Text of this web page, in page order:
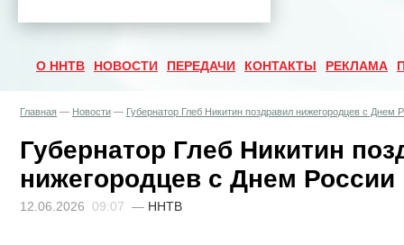
О ННТВ НОВОСТИ ПЕРЕДАЧИ КОНТАКТЫ РЕКЛАМА
Главная — Новости — Губернатор Глеб Никитин поздравил нижегородцев с Днем
Губернатор Глеб Никитин
нижегородцев с Днем России
12.06.2026 09:07 — ННТВ